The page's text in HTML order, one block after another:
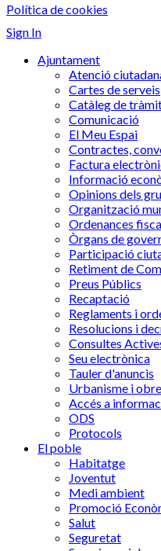
Política de cookies
Sign In
Ajuntament
Atenció
Cartes de serveis
Catàleg de
Comunicació
El Meu Espai
Contractes,
Factura
Informació
Opinions dels
Organització
Ordenances
Òrgans de
Participació
Retiment de
Preus Públics
Recaptació
Reglaments i
Resolucions i
Consultes
Seu electrònica
Tauler d'anuncis
Urbanisme i
Accés a
ODS
Protocols
El poble
Habitatge
Joventut
Medi ambient
Promoció
Salut
Seguretat